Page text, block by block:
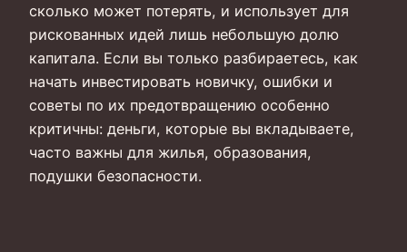
сколько может потерять, и использует для
рискованных идей лишь небольшую долю
капитала. Если вы только разбираетесь, как
начать инвестировать новичку, ошибки и
советы по их предотвращению особенно
критичны: деньги, которые вы вкладываете,
часто важны для жилья, образования,
подушки безопасности.